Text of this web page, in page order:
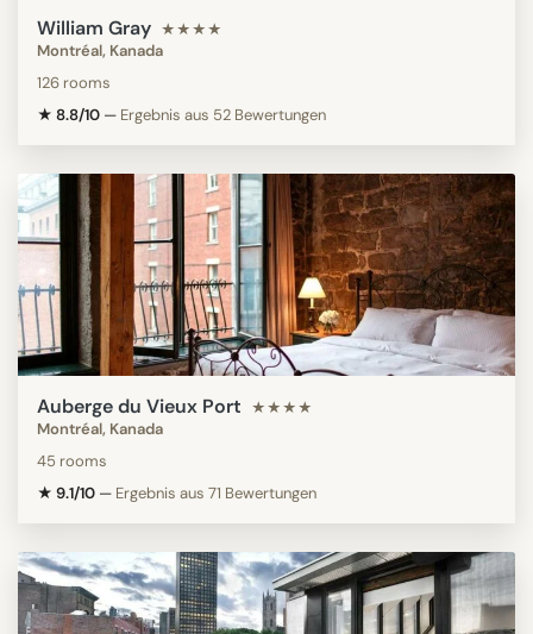
William Gray ★★★★
Montréal, Kanada
126 rooms
★ 8.8/10 — Ergebnis aus 52 Bewertungen
Auberge du Vieux Port ★★★★
Montréal, Kanada
45 rooms
★ 9.1/10 — Ergebnis aus 71 Bewertungen